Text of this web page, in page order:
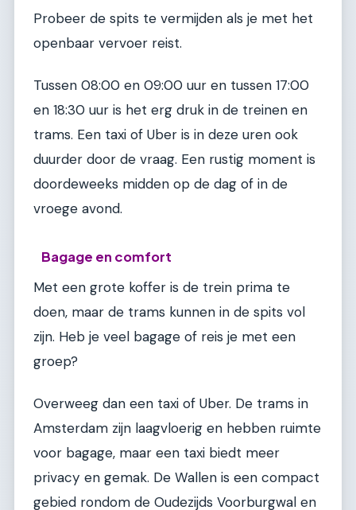
Probeer de spits te vermijden als je met het
openbaar vervoer reist.
Tussen 08:00 en 09:00 uur en tussen 17:00
en 18:30 uur is het erg druk in de treinen en
trams. Een taxi of Uber is in deze uren ook
duurder door de vraag. Een rustig moment is
doordeweeks midden op de dag of in de
vroege avond.
Bagage en comfort
Met een grote koffer is de trein prima te
doen, maar de trams kunnen in de spits vol
zijn. Heb je veel bagage of reis je met een
groep?
Overweeg dan een taxi of Uber. De trams in
Amsterdam zijn laagvloerig en hebben ruimte
voor bagage, maar een taxi biedt meer
privacy en gemak. De Wallen is een compact
gebied rondom de Oudezijds Voorburgwal en